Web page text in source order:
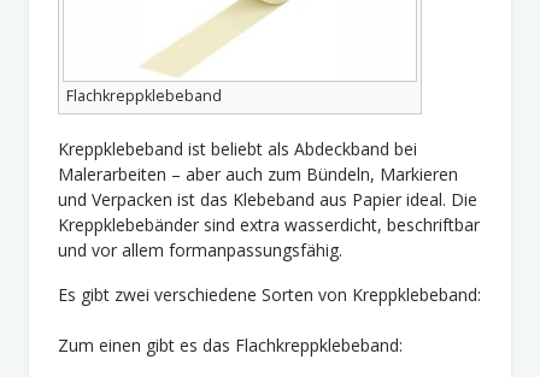
Flachkreppklebeband
Kreppklebeband ist beliebt als Abdeckband bei
Malerarbeiten – aber auch zum Bündeln, Markieren
und Verpacken ist das Klebeband aus Papier ideal. Die
Kreppklebebänder sind extra wasserdicht, beschriftbar
und vor allem formanpassungsfähig.
Es gibt zwei verschiedene Sorten von Kreppklebeband:
Zum einen gibt es das Flachkreppklebeband: